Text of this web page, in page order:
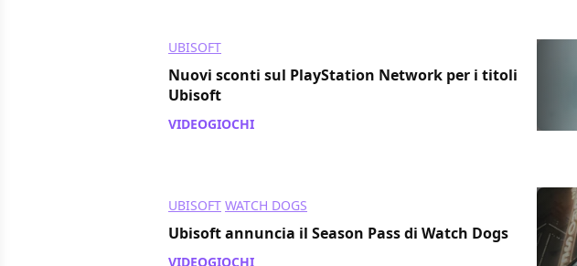
UBISOFT
Nuovi sconti sul PlayStation Network per i titoli
Ubisoft
VIDEOGIOCHI
UBISOFT WATCH DOGS
Ubisoft annuncia il Season Pass di Watch Dogs
VIDEOGIOCHI